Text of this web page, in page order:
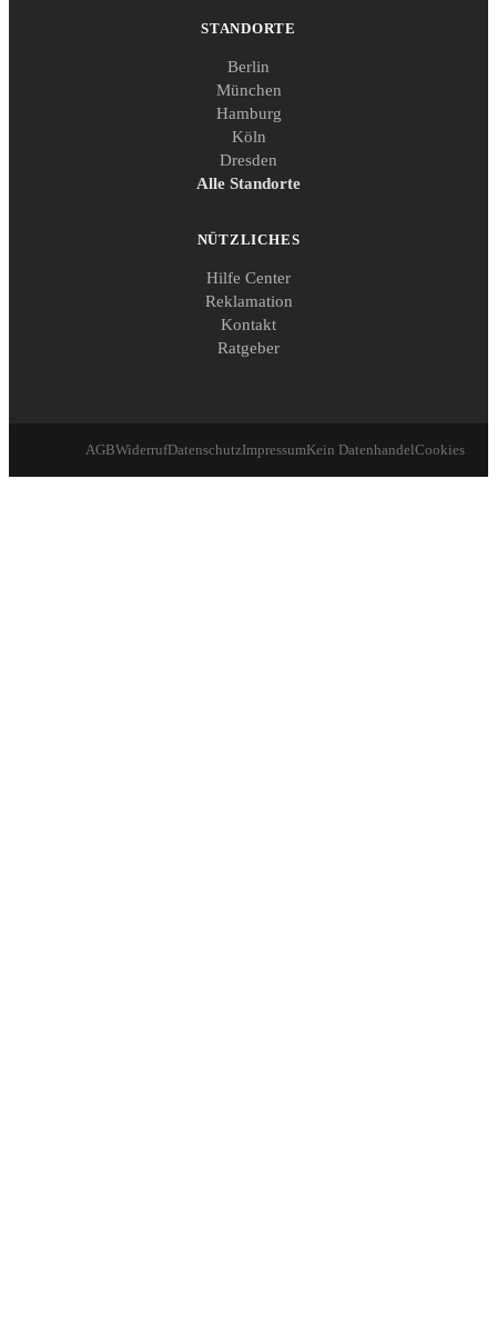
STANDORTE
Berlin
München
Hamburg
Köln
Dresden
Alle Standorte
NÜTZLICHES
Hilfe Center
Reklamation
Kontakt
Ratgeber
AGBWiderrufDatenschutzImpressumKein DatenhandelCookies